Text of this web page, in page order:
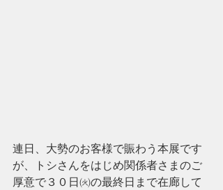
連日、大勢のお客様で賑わう本展です
が、トシさんをはじめ関係者さまのご
厚意で３０日㈫の最終日まで在廊して